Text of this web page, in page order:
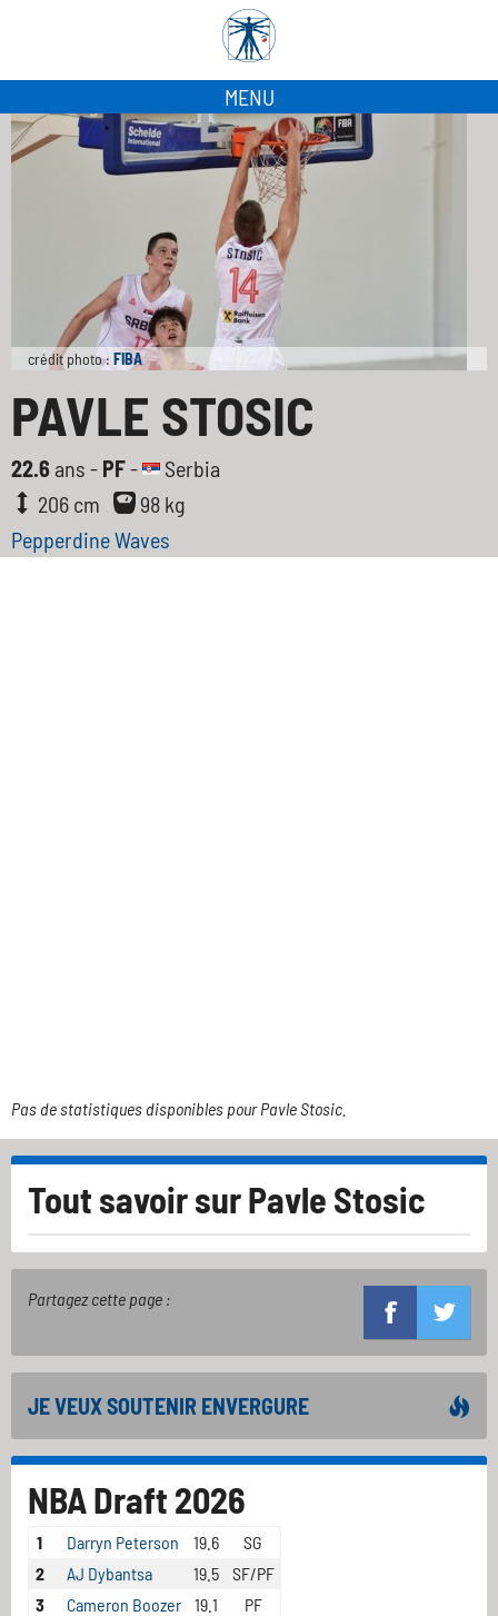
MENU
crédit photo : FIBA
PAVLE STOSIC
22.6 ans - PF-
Serbia
206 cm
98 kg
Pepperdine Waves
Pas de statistiques disponibles pour Pavle Stosic.
Tout savoir surPavle Stosic
Partagez cette page :
JE VEUX SOUTENIR ENVERGURE
NBA Draft 2026
1 Darryn Peterson 19.6
SG
2
AJ Dybantsa 19.5
SF/PF
3
Cameron Boozer 19.1
PF